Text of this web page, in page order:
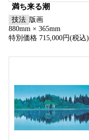
満ち来る潮
技法 版画
880mm × 365mm
特別価格 715,000円(税込)